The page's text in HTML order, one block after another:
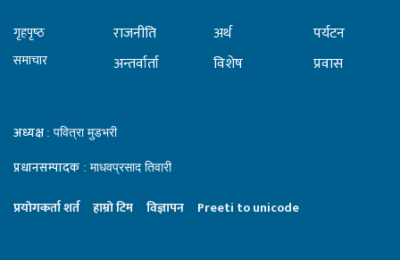
गृहपृष्‍ठ
समाचार
राजनीति
अन्तर्वार्ता
अर्थ
विशेष
पर्यटन
प्रवास
अध्यक्ष : पवित्रा मुडभरी
प्रधानसम्पादक : माधवप्रसाद तिवारी
प्रयाेगकर्ता शर्त हाम्राे टिम विज्ञापन Preeti to unicode